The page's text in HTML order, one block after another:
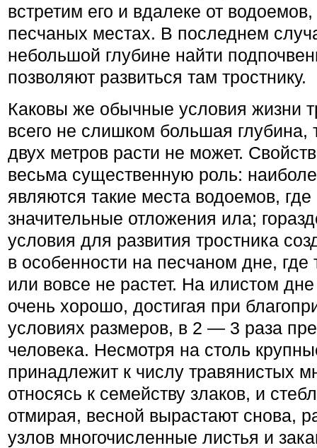
встретим его и вдалеке от
песчаных местах. В последнем
небольшой глубине найти
позво­ляют развиться там тростнику.
Каковы же обычные условия жизни
всего не слишком большая глубина,
двух метров расти не может.
весьма существенную роль:
являются такие места водоемов,
значительные отложения ила;
условия для развития тростника
в особенности на песчаном дне, где
или вовсе не растет. На илистом дне
очень хорошо, достигая при
условиях размеров, в 2 — 3 раза
человека. Несмотря на столь
принадлежит к числу травянистых
относясь к семейству злаков, и
отмирая, весной вырастают снова,
узлов многочисленные листья и